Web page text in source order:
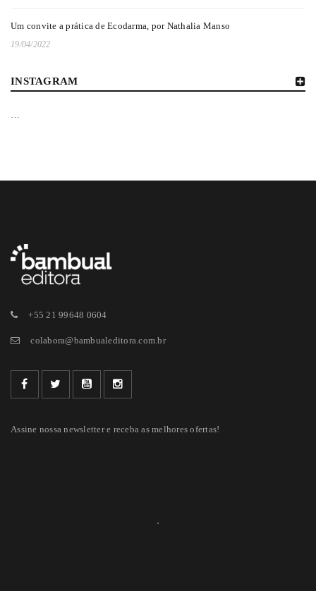
Um convite a prática de Ecodarma, por Nathalia Manso
19/04/2022
INSTAGRAM
PorBambual Editora 19/04/2022
Leia Mais
CONTAR NOVAS HISTÓRIAS NAS ORGANIZAÇÕES?- POR
+55 21 99648 0604
colabora@bambualeditora.com.br
Assine nossa newsletter e receba as melhores ofertas!